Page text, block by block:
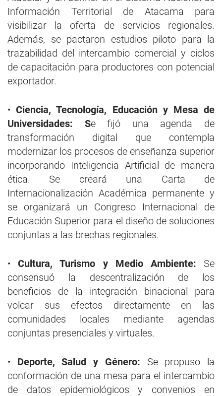
Información Territorial de Atacama para
visibilizar la oferta de servicios regionales.
Además, se pactaron estudios piloto para la
trazabilidad del intercambio comercial y ciclos
de capacitación para productores con potencial
exportador.
•Ciencia, Tecnología, Educación y Mesa de
Universidades: Se fijó una agenda de
transformación digital que contempla
modernizar los procesos de enseñanza superior
incorporando Inteligencia Artificial de manera
ética. Se creará una Carta de
Internacionalización Académica permanente y
se organizará un Congreso Internacional de
Educación Superior para el diseño de soluciones
conjuntas a las brechas regionales.
•Cultura, Turismo y Medio Ambiente: Se
consensuó la descentralización de los
beneficios de la integración binacional para
volcar sus efectos directamente en las
comunidades locales mediante agendas
conjuntas presenciales y virtuales.
• Deporte, Salud y Género: Se propuso la
conformación de una mesa para el intercambio
de datos epidemiológicos y convenios en